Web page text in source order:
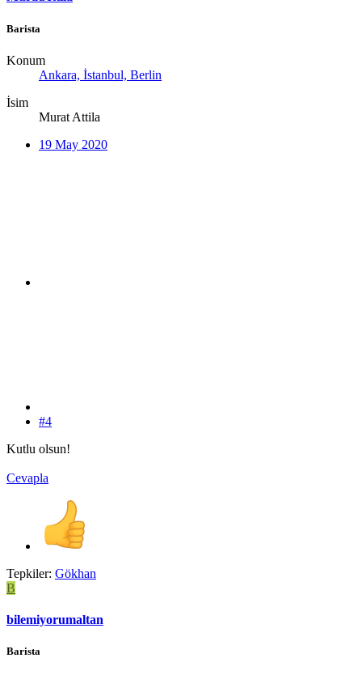
Barista
Konum
Ankara, İstanbul, Berlin
İsim
Murat Attila
19 May 2020
#4
Kutlu olsun!
Cevapla
Tepkiler: Gökhan
B
bilemiyorumaltan
Barista